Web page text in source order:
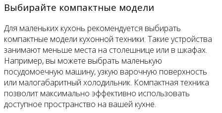
Выбирайте компактные модели
Для маленьких кухонь рекомендуется выбирать
компактные модели кухонной техники. Такие устройства
занимают меньше места на столешнице или в шкафах.
Например, вы можете выбрать маленькую
посудомоечную машину, узкую варочную поверхность
или малогабаритный холодильник. Компактная техника
позволит максимально эффективно использовать
доступное пространство на вашей кухне.